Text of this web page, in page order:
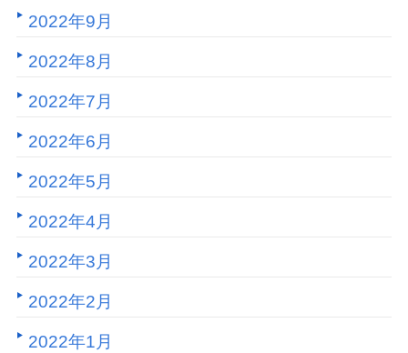
2022年9月
2022年8月
2022年7月
2022年6月
2022年5月
2022年4月
2022年3月
2022年2月
2022年1月